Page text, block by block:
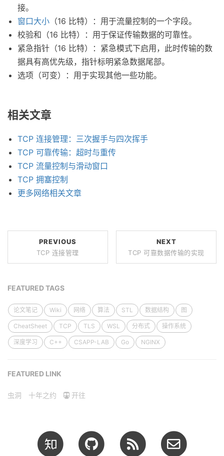
接。
窗口大小 （16 比特）：用于流量控制的一个字段。
校验和（16 比特）：用于保证传输数据的可靠性。
紧急指针（16 比特）：紧急模式下启用，此时传输的数
据具有高优先级，指针标明紧急数据尾部。
选项（可变）：用于实现其他一些功能。
相关文章
TCP 连接管理：三次握手与四次挥手
TCP 可靠传输：超时与重传
TCP 流量控制与滑动窗口
TCP 拥塞控制
更多网络相关文章
PREVIOUS
TCP 连接管理
NEXT
TCP 可靠数据传输的实现
FEATURED TAGS
论文笔记 Wiki 网络 算法 STL 数据结构 图
CheatSheet TCP TLS WSL 分布式 操作系统
深度学习 C++ CSAPP-LAB Go NGINX
FEATURED LINK
虫洞 十年之约 开往